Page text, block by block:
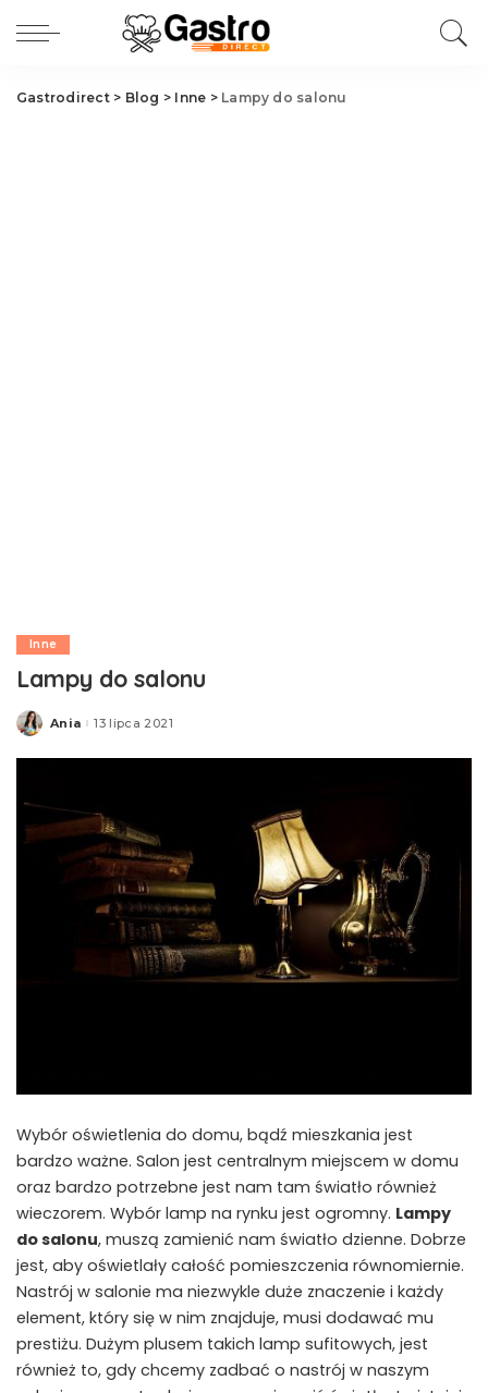
Gastrodirect> Blog > Inne > Lampy do salonu
Inne
Lampy do salonu
Posted
Ania 13 lipca 2021
Wybór oświetlenia do domu, bądź mieszkania jest
bardzo ważne. Salon jest centralnym miejscem w domu
oraz bardzo potrzebne jest nam tam światło również
wieczorem. Wybór lamp na rynku jest ogromny. Lampy
do salonu, muszą zamienić nam światło dzienne. Dobrze
jest, aby oświetlały całość pomieszczenia równomiernie.
Nastrój w salonie ma niezwykle duże znaczenie i każdy
element, który się w nim znajduje, musi dodawać mu
prestiżu. Dużym plusem takich lamp sufitowych, jest
również to, gdy chcemy zadbać o nastrój w naszym